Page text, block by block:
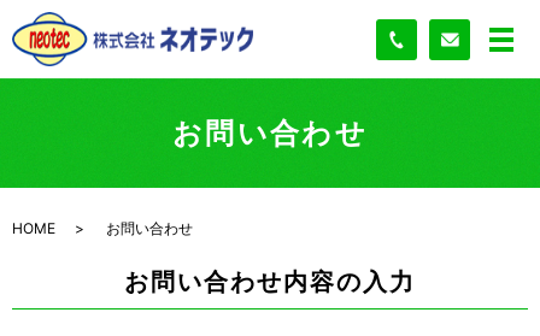
お問い合わせ
HOME お問い合わせ
お問い合わせ内容の入力